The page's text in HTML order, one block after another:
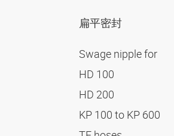
扁平密封
Swage nipple for
HD 100
HD 200
KP 100 to KP 600